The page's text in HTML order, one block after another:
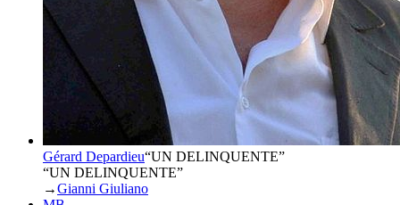
Gérard Depardieu“UN DELINQUENTE”
“UN DELINQUENTE”
→Gianni Giuliano